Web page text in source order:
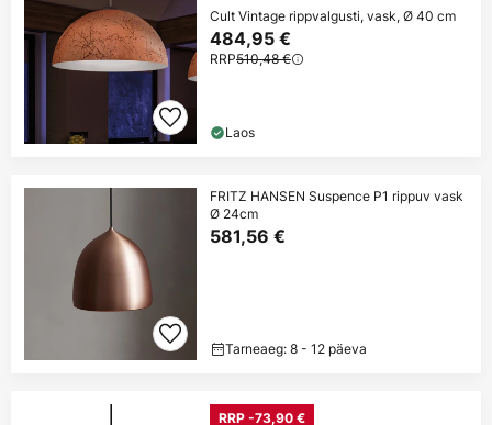
Cult Vintage rippvalgusti, vask, Ø 40 cm
484,95 €
RRP510,48 €
Laos
FRITZ HANSEN Suspence P1 rippuv vask
Ø 24cm
581,56 €
Tarneaeg: 8 - 12 päeva
RRP -73,90 €